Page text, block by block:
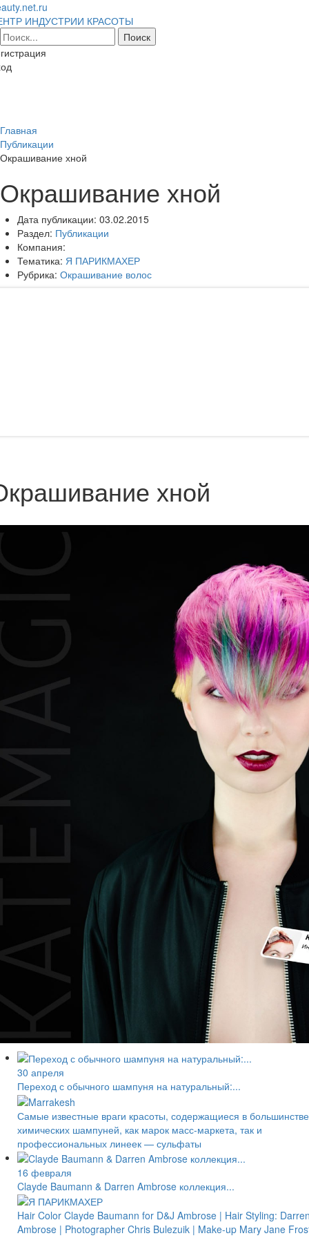
ИНДУСТРИИ КРАСОТЫ
Главная
Публикации
Окрашивание хной
Окрашивание хной
Дата публикации: 03.02.2015
Раздел: Публикации
Компания:
Тематика: Я ПАРИКМАХЕР
Рубрика: Окрашивание волос
хной
30 апреля
Переход с обычного шампуня на натуральный:...
Самые известные враги красоты, содержащиеся в большинстве
химических шампуней, как марок масс-маркета, так и
профессиональных линеек — сульфаты
16 февраля
Clayde Baumann & Darren Ambrose коллекция...
Hair Color Clayde Baumann for D&J Ambrose | Hair Styling:
Ambrose | Photographer Chris Bulezuik | Make-up Mary Jane